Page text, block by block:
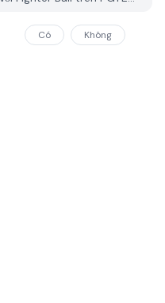
Có Không